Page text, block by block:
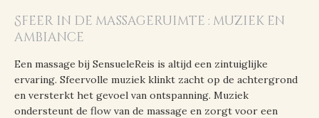
Sfeer in de massageruimte : muziek en
ambiance
Een massage bij SensueleReis is altijd een zintuiglijke
ervaring. Sfeervolle muziek klinkt zacht op de achtergrond
en versterkt het gevoel van ontspanning. Muziek
ondersteunt de flow van de massage en zorgt voor een